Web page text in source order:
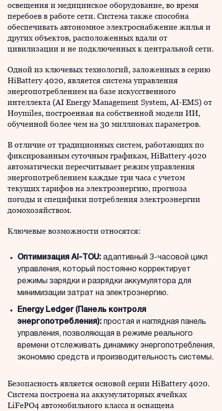
освещения и медицинское оборудование, во время
перебоев в работе сети. Система также способна
обеспечивать автономное электроснабжение жилья и
других объектов, расположенных вдали от
цивилизации и не подключенных к центральной сети.
Одной из ключевых технологий, заложенных в серию
HiBattery 4020, является система управления
энергопотреблением на базе искусственного
интеллекта (AI Energy Management System, AI-EMS) от
Hoymiles, построенная на собственной модели ИИ,
обученной более чем на 30 миллионах параметров.
В отличие от традиционных систем, работающих по
фиксированным суточным графикам, HiBattery 4020
автоматически пересчитывает режим управления
энергопотреблением каждые три часа с учетом
текущих тарифов на электроэнергию, прогноза
погоды и специфики потребления электроэнергии
домохозяйством.
Ключевые возможности относятся:
Оптимизация AI-TOU: адаптивный 3-часовой цикл
управления, который постоянно корректирует
режимы зарядки и разрядки аккумулятора для
минимизации затрат на электроэнергию.
Energy Ledger (Панель контроля
энергопотребления): простая и наглядная панель
управления, позволяющая в режиме реального
времени отслеживать динамику энергопотребления,
экономию средств и производительность системы.
Безопасность является основой серии HiBattery 4020.
Система построена на аккумуляторных ячейках
LiFePO4 автомобильного класса и оснащена